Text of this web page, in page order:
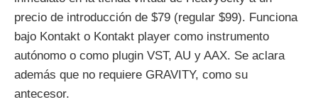
precio de introducción de $79 (regular $99). Funciona
bajo Kontakt o Kontakt player como instrumento
autónomo o como plugin VST, AU y AAX. Se aclara
además que no requiere GRAVITY, como su
antecesor.